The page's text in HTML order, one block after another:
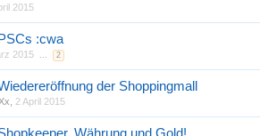
2015
PSCs :cwa
2015 ... 2
der Shoppingmall
2 April 2015